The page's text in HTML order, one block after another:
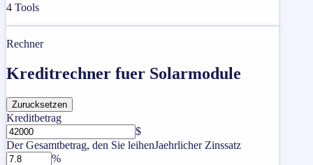
4 Tools
Rechner
Kreditrechner fuer Solarmodule
Zurucksetzen
Kreditbetrag
$
Der Gesamtbetrag, den Sie leihenJaehrlicher Zinssatz
%